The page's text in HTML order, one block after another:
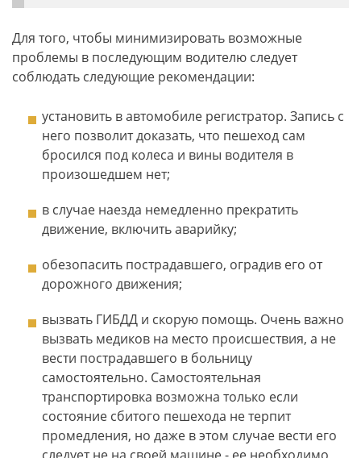
Для того, чтобы минимизировать возможные
проблемы в последующим водителю следует
соблюдать следующие рекомендации:
установить в автомобиле регистратор. Запись с
него позволит доказать, что пешеход сам
бросился под колеса и вины водителя в
произошедшем нет;
в случае наезда немедленно прекратить
движение, включить аварийку;
обезопасить пострадавшего, оградив его от
дорожного движения;
вызвать ГИБДД и скорую помощь. Очень важно
вызвать медиков на место происшествия, а не
вести пострадавшего в больницу
самостоятельно. Самостоятельная
транспортировка возможна только если
состояние сбитого пешехода не терпит
промедления, но даже в этом случае вести его